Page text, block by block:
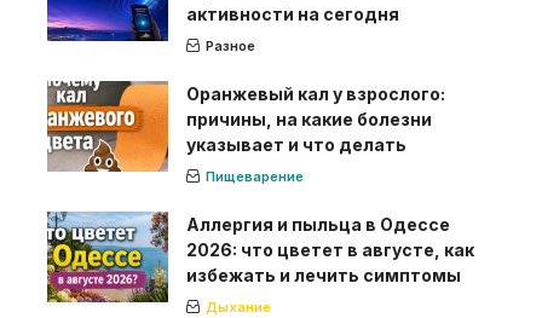
активности на сегодня
Разное
Оранжевый кал у взрослого:
причины, на какие болезни
указывает и что делать
Пищеварение
Аллергия и пыльца в Одессе
2026: что цветет в августе, как
избежать и лечить симптомы
Дыхание